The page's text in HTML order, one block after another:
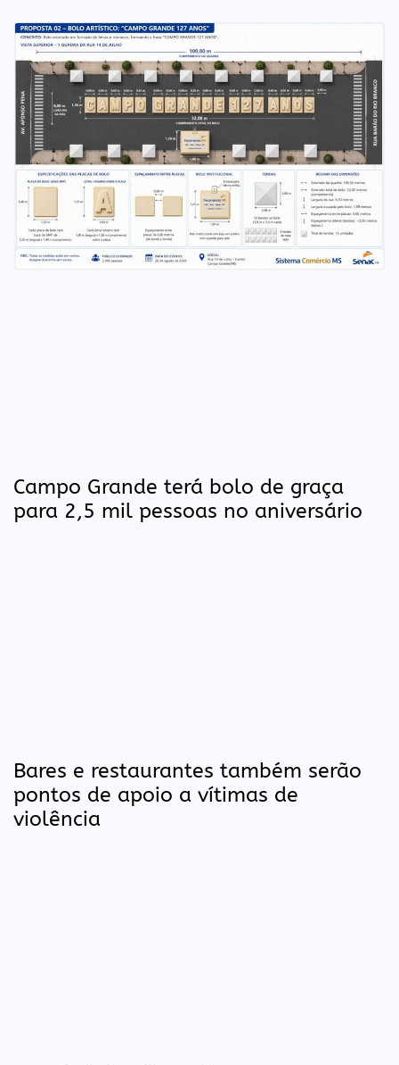
Campo Grande terá bolo de graça
para 2,5 mil pessoas no aniversário
Bares e restaurantes também serão
pontos de apoio a vítimas de
violência